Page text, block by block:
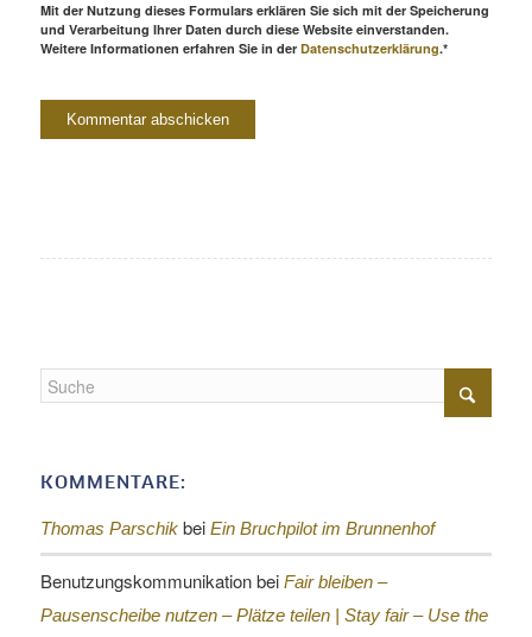
Mit der Nutzung dieses Formulars erklären Sie sich mit der Speicherung
und Verarbeitung Ihrer Daten durch diese Website einverstanden.
Weitere Informationen erfahren Sie in der Datenschutzerklärung.*
KOMMENTARE:
Thomas Parschikbei Ein Bruchpilot im Brunnenhof
Benutzungskommunikationbei Fair bleiben –
Pausenscheibe nutzen – Plätze teilen | Stay fair – Use the